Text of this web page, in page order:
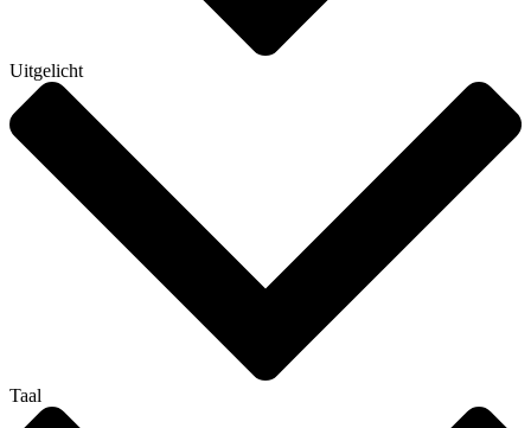
Uitgelicht
Taal